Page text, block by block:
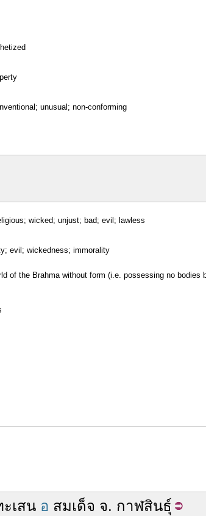
unusual; non-conforming
wicked; unjust; bad; evil; lawless
evil; wickedness; immorality
of the Brahma without form (i.e. possessing no bodies
เสน อ สมเด็จ จ. กาฬสินธุ์